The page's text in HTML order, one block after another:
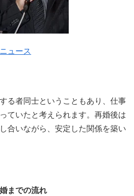
ュース
る者同士ということもあり、仕事
ていたと考えられます。再婚後は
合いながら、安定した関係を築い
までの流れ